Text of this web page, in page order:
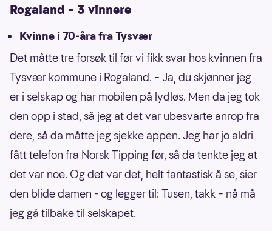
Rogaland – 3 vinnere
Kvinne i 70-åra fra Tysvær
Det måtte tre forsøk til før vi fikk svar hos kvinnen fra
Tysvær kommune i Rogaland. – Ja, du skjønner jeg
er i selskap og har mobilen på lydløs. Men da jeg tok
den opp i stad, så jeg at det var ubesvarte anrop fra
dere, så da måtte jeg sjekke appen. Jeg har jo aldri
fått telefon fra Norsk Tipping før, så da tenkte jeg at
det var noe. Og det var det, helt fantastisk å se, sier
den blide damen - og legger til: Tusen, takk – nå må
jeg gå tilbake til selskapet.